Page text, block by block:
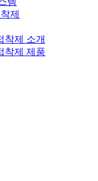
제
착제 소개
착제 제품